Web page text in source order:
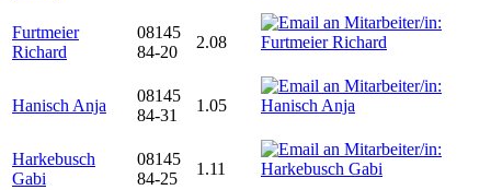
Furtmeier
Richard
08145
84-20
2.08
Hanisch Anja
08145
84-31
1.05
Harkebusch
Gabi
08145
84-25
1.11